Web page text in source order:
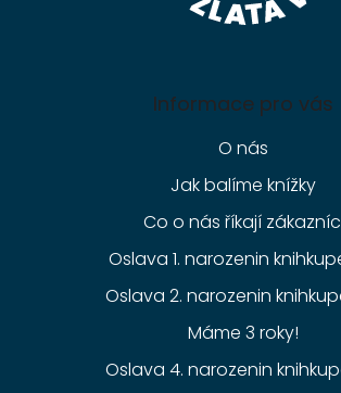
Informace pro vás
O nás
Jak balíme knížky
Co o nás říkají
Oslava 1. narozenin
Oslava 2. narozenin
Máme 3 roky!
Oslava 4. narozenin